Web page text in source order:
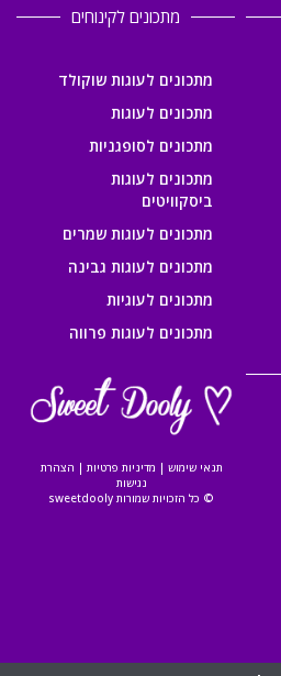
מתכונים לקינוחים
מתכונים לעוגות שוקולד
מתכונים לעוגות
מתכונים לסופגניות
מתכונים לעוגות
ביסקוויטים
מתכונים לעוגות שמרים
מתכונים לעוגות גבינה
מתכונים לעוגיות
מתכונים לעוגות פרווה
תנאי שימוש | מדיניות פרטיות | הצהרת
נגישות
© כל הזכויות שמורות sweetdooly